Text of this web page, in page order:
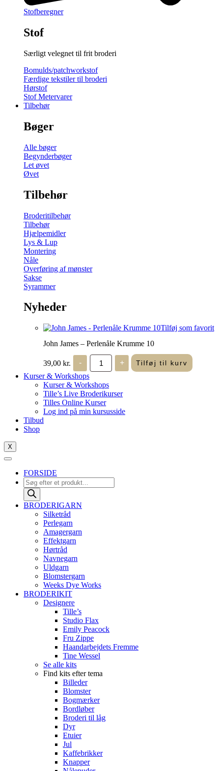
Stofberegner
Stof
Særligt velegnet til frit broderi
Bomulds/patchworkstof
Færdige tekstiler til broderi
Hørstof
Stof Metervarer
Tilbehør
Bøger
Alle bøger
Begynderbøger
Let øvet
Øvet
Tilbehør
Broderitilbehør
Tilbehør
Hjælpemidler
Lys & Lup
Montering
Nåle
Overføring af mønster
Sakse
Syrammer
Nyheder
Tilføj som favorit
John James – Perlenåle Krumme 10
39,00 kr. -
John
James
-
Perlenåle
Krumme
10
antal
+ Tilføj til kurv
Kurser & Workshops
Kurser & Workshops
Tille’s Live Broderikurser
Tilles Online Kurser
Log ind på min kursusside
Tilbud
Shop
X
FORSIDE
Products
search
BRODERIGARN
Silketråd
Perlegarn
Amagergarn
Effektgarn
Hørtråd
Navnegarn
Uldgarn
Blomstergarn
Weeks Dye Works
BRODERIKIT
Designere
Tille’s
Studio Flax
Emily Peacock
Fru Zippe
Haandarbejdets Fremme
Tine Wessel
Se alle kits
Find kits efter tema
Billeder
Blomster
Bogmærker
Bordløber
Broderi til låg
Dyr
Etuier
Jul
Kaffebrikker
Knapper